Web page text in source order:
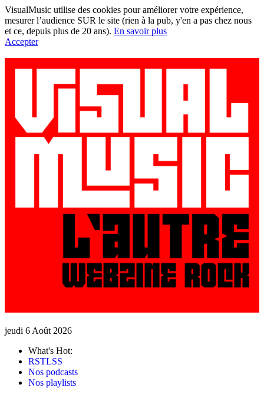
VisualMusic utilise des cookies pour améliorer votre expérience,
mesurer l’audience SUR le site (rien à la pub, y'en a pas chez nous
et ce, depuis plus de 20 ans). En savoir plus
Accepter
jeudi 6 Août 2026
What's Hot:
RSTLSS
Nos podcasts
Nos playlists